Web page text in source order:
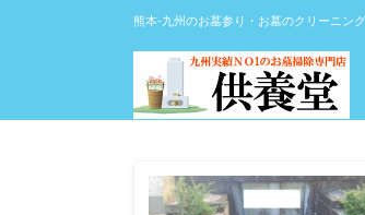
熊本-九州のお墓参り・お墓のクリーニン